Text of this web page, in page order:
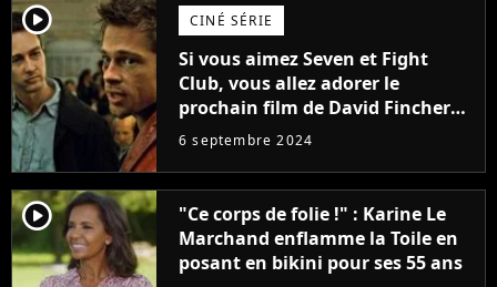
player2 CINÉ SÉRIE
Si vous aimez Seven et Fight
Club, vous allez adorer le
prochain film de David Fincher
avec lequel il se réinvente
complètement
6 septembre 2024
player2
"Ce corps de folie !" : Karine Le
Marchand enflamme la Toile en
posant en bikini pour ses 55 ans